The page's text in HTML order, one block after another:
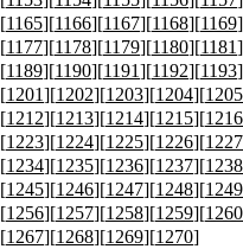
[1165][1166][1167][1168][1169
[1177][1178][1179][1180][1181
[1189][1190][1191][1192][1193
[1201][1202][1203][1204][1205
[1212][1213][1214][1215][1216
[1223][1224][1225][1226][1227
[1234][1235][1236][1237][1238
[1245][1246][1247][1248][1249
[1256][1257][1258][1259][1260
[1267][1268][1269][1270]